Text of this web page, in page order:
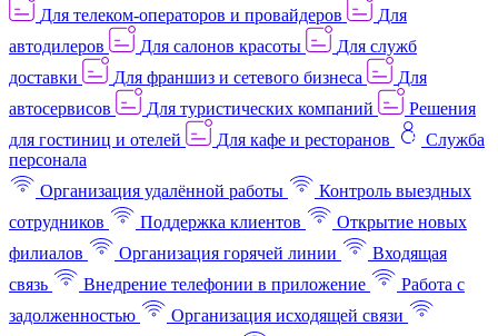
Для телеком-операторов и провайдеров
Для
автодилеров
Для салонов красоты
Для служб
доставки
Для франшиз и сетевого бизнеса
Для
автосервисов
Для туристических компаний
Решения
для гостиниц и отелей
Для кафе и ресторанов
Служба
персонала
Организация удалённой работы
Контроль выездных
сотрудников
Поддержка клиентов
Открытие новых
филиалов
Организация горячей линии
Входящая
связь
Внедрение телефонии в приложение
Работа с
задолженностью
Организация исходящей связи